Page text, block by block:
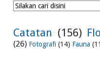
Catatan (156)
(26) Fotografi (14) Fauna